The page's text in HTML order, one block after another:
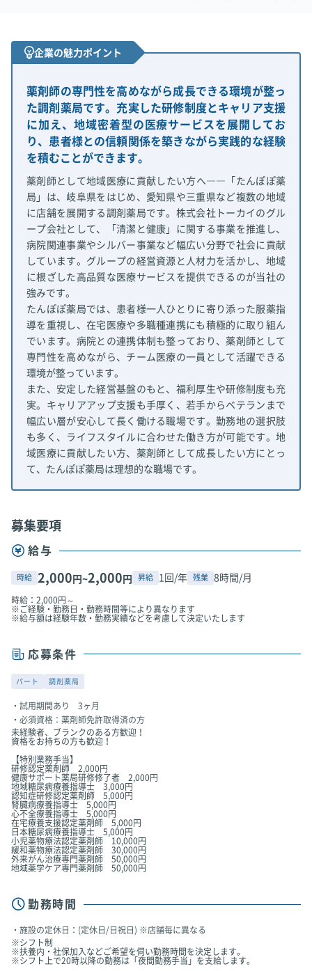
企業の魅力ポイント
薬剤師の専門性を高めながら成長できる環境が整っ
た調剤薬局です。充実した研修制度とキャリア支援
に加え、地域密着型の医療サービスを展開してお
り、患者様との信頼関係を築きながら実践的な経験
を積むことができます。
薬剤師として地域医療に貢献したい方へ――「たんぽぽ薬
局」は、岐阜県をはじめ、愛知県や三重県など複数の地域
に店舗を展開する調剤薬局です。株式会社トーカイのグル
ープ会社として、「清潔と健康」に関する事業を推進し、
病院関連事業やシルバー事業など幅広い分野で社会に貢献
しています。グループの経営資源と人材力を活かし、地域
に根ざした高品質な医療サービスを提供できるのが当社の
強みです。
たんぽぽ薬局では、患者様一人ひとりに寄り添った服薬指
導を重視し、在宅医療や多職種連携にも積極的に取り組ん
でいます。病院との連携体制も整っており、薬剤師として
専門性を高めながら、チーム医療の一員として活躍できる
環境が整っています。
また、安定した経営基盤のもと、福利厚生や研修制度も充
実。キャリアアップ支援も手厚く、若手からベテランまで
幅広い層が安心して長く働ける職場です。勤務地の選択肢
も多く、ライフスタイルに合わせた働き方が可能です。地
域医療に貢献したい方、薬剤師として成長したい方にとっ
て、たんぽぽ薬局は理想的な職場です。
募集要項
給与
時給 2,000 円~2,000 円 昇給 1回/年 残業 8時間/月
時給：2,000円～
※ご経験・勤務日・勤務時間等により異なります
※給与額は経験年数・勤務実績などを考慮して決定いたします
応募条件
パート 調剤薬局
試用期間あり 3ヶ月
必須資格：薬剤師免許取得済の方
未経験者、ブランクのある方歓迎！
資格をお持ちの方も歓迎！
【特別業務手当】
研修認定薬剤師 2,000円
健康サポート薬局研修修了者 2,000円
地域糖尿病療養指導士 3,000円
認知症研修認定薬剤師 5,000円
腎臓病療養指導士 5,000円
心不全療養指導士 5,000円
在宅療養支援認定薬剤師 5,000円
日本糖尿病療養指導士 5,000円
小児薬物療法認定薬剤師 10,000円
緩和薬物療法認定薬剤師 30,000円
外来がん治療専門薬剤師 50,000円
地域薬学ケア専門薬剤師 50,000円
勤務時間
施設の定休日：(定休日/日祝日) ※店舗毎に異なる
※シフト制
※扶養内・社保加入などご希望を伺い勤務時間を決定します。
※シフト上で20時以降の勤務は「夜間勤務手当」を支給します。